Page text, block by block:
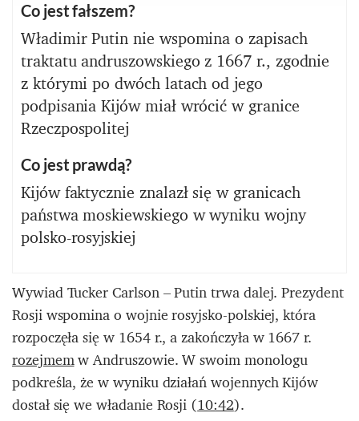
Co jest fałszem?
Władimir Putin nie wspomina o zapisach
traktatu andruszowskiego z 1667 r., zgodnie
z którymi po dwóch latach od jego
podpisania Kijów miał wrócić w granice
Rzeczpospolitej
Co jest prawdą?
Kijów faktycznie znalazł się w granicach
państwa moskiewskiego w wyniku wojny
polsko-rosyjskiej
Wywiad Tucker Carlson – Putin trwa dalej. Prezydent
Rosji wspomina o wojnie rosyjsko-polskiej, która
rozpoczęła się w 1654 r., a zakończyła w 1667 r.
rozejmemw Andruszowie. W swoim monologu
podkreśla, że w wyniku działań wojennych Kijów
dostał się we władanie Rosji (10:42).